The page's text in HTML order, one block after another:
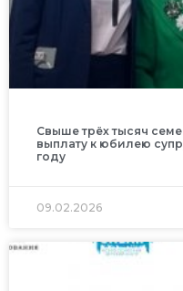
Свыше трёх тысяч
выплату к юбилею
году
09.02.2026